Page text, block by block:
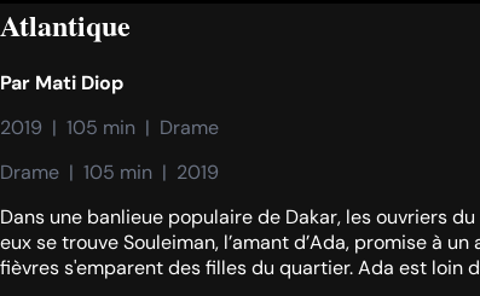
Atlantique
Par Mati Diop
2019  |  105 min  |  Drame
Drame  |  105 min  |  2019
Dans une banlieue populaire de Dakar, les ouvriers
eux se trouve Souleiman, l’amant d’Ada, promise à
fièvres s'emparent des filles du quartier. Ada est loin